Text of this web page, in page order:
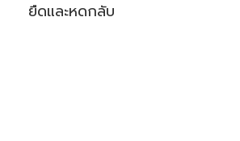
ยืดและหดกลับ